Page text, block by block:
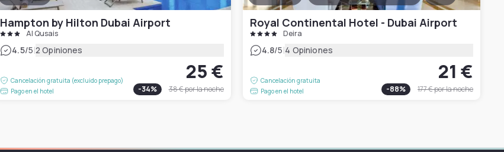
Hampton by Hilton Dubai Airport
Al Qusais
4.5/5|2 Opiniones
Cancelación gratuita (excluido prepago)
Pago en el hotel
25 €
-34% 38 €por la noche
Royal Continental Hotel - Dubai Airport
Deira
4.8/5|4 Opiniones
Cancelación gratuita
Pago en el hotel
21 €
-88% 177 €por la noche